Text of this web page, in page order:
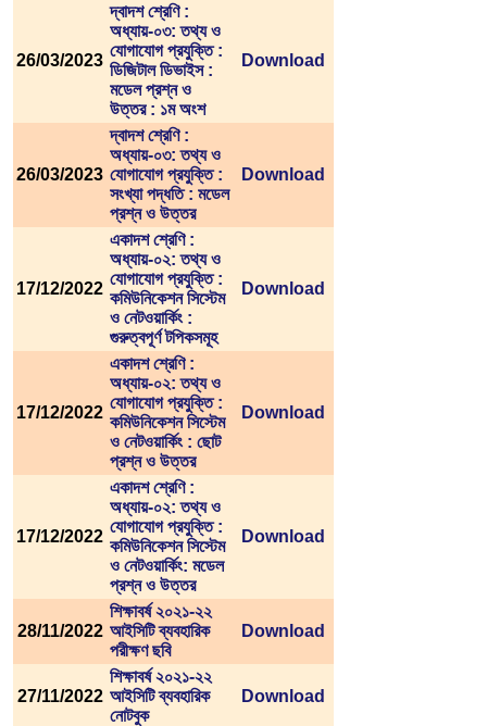
26/03/2023
দ্বাদশ শ্রেণি :
অধ্যায়-০৩: তথ্য ও
যোগাযোগ প্রযুক্তি :
ডিজিটাল ডিভাইস :
মডেল প্রশ্ন ও
উত্তর : ১ম অংশ
Download
26/03/2023
দ্বাদশ শ্রেণি :
অধ্যায়-০৩: তথ্য ও
যোগাযোগ প্রযুক্তি :
সংখ্যা পদ্ধতি : মডেল
প্রশ্ন ও উত্তর
Download
17/12/2022
একাদশ শ্রেণি :
অধ্যায়-০২: তথ্য ও
যোগাযোগ প্রযুক্তি :
কমিউনিকেশন সিস্টেম
ও নেটওয়ার্কিং :
গুরুত্বপূর্ণ টপিকসমূহ
Download
17/12/2022
একাদশ শ্রেণি :
অধ্যায়-০২: তথ্য ও
যোগাযোগ প্রযুক্তি :
কমিউনিকেশন সিস্টেম
ও নেটওয়ার্কিং : ছোট
প্রশ্ন ও উত্তর
Download
17/12/2022
একাদশ শ্রেণি :
অধ্যায়-০২: তথ্য ও
যোগাযোগ প্রযুক্তি :
কমিউনিকেশন সিস্টেম
ও নেটওয়ার্কিং: মডেল
প্রশ্ন ও উত্তর
Download
28/11/2022
শিক্ষাবর্ষ ২০২১-২২
আইসিটি ব্যবহারিক
পরীক্ষণ ছবি
Download
27/11/2022
শিক্ষাবর্ষ ২০২১-২২
আইসিটি ব্যবহারিক
নোটবুক
Download